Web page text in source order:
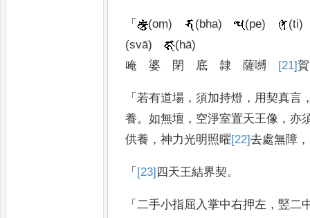
「 (oṃ) (bha) (pe)
(ti)
(svā)
(hā)
唵
婆 閉 底 隷 薩嚩 [21] 賀
「若有道場 ，須加持燈 ， 用契真言
養。如無壇 ， 空淨室置天王像 ，亦
供養 ，神力光明照曜[22]去處無障 ，
「 [23] 四天王結界契。
「二手小指屈入掌中右押左 ，竪二